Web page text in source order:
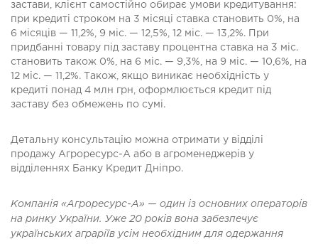
застави, клієнт самостійно обирає умови кредитування:
при кредиті строком на 3 місяці ставка становить 0%, на
6 місяців — 11,2%, 9 міс. — 12,5%, 12 міс. — 13,2%. При
придбанні товару під заставу процентна ставка на 3 міс.
становить також 0%, на 6 міс. — 9,3%, на 9 міс. — 10,6%, на
12 міс. — 11,2%. Також, якщо виникає необхідність у
кредиті понад 4 млн грн, оформлюється кредит під
заставу без обмежень по сумі.
Детальну консультацію можна отримати у відділі
продажу Агроресурс-А або в агроменеджерів у
відділеннях Банку Кредит Дніпро.
Компанія «Агроресурс-А» — один із основних операторів
на ринку України. Уже 20 років вона забезпечує
українських аграріїв усім необхідним для одержання